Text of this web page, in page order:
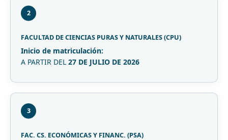
2
FACULTAD DE CIENCIAS PURAS Y NATURALES (CPU)
Inicio de matriculación:
A PARTIR DEL 27 DE JULIO DE 2026
3
FAC. CS. ECONÓMICAS Y FINANC. (PSA)